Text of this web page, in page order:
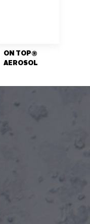
ON TOP®
AEROSOL